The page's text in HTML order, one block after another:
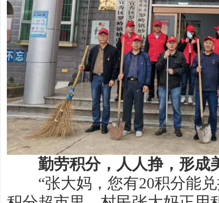
勤劳积分，人人挣，形成
“张大妈，您有20积分能兑